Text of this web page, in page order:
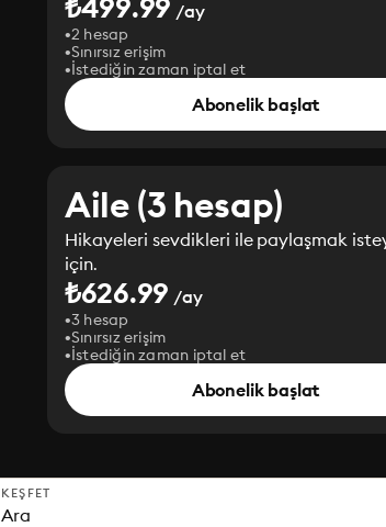
/ay
2 hesap
Sınırsız erişim
İstediğin zaman iptal et
Abonelik başlat
Aile (3 hesap)
Hikayeleri sevdikleri ile paylaşmak
için.
₺626.99 /ay
3 hesap
Sınırsız erişim
İstediğin zaman iptal et
Abonelik başlat
KEŞFET
Ara